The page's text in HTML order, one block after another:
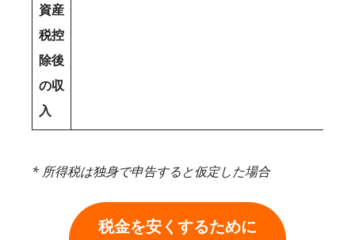
資産
税控
除後
の収
入
* 所得税は独身で申告すると仮定した場合
税金を安くするために